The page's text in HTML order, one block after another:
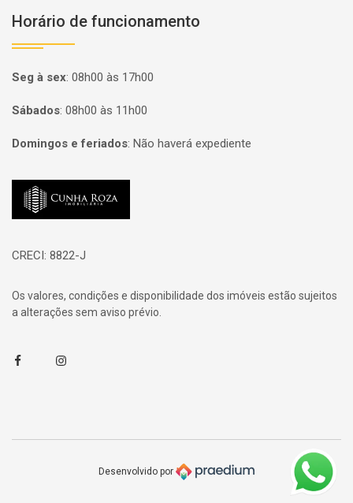
Horário de funcionamento
Seg à sex: 08h00 às 17h00
Sábados: 08h00 às 11h00
Domingos e feriados: Não haverá expediente
Página inicial
CRECI: 8822-J
Os valores, condições e disponibilidade dos imóveis estão sujeitos
a alterações sem aviso prévio.
FacebookInstagram
Desenvolvido por